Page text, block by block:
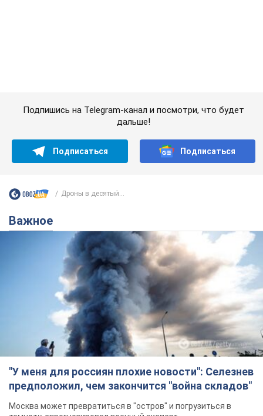
"У меня для россиян плохие новости": Селезнев
предположил, чем закончится "война складов"
Москва может превратиться в "остров" и погрузиться в
темноту, спрогнозировал военный эксперт
5.08.2026 16:00 58,9 т.
Банки "готовятся" к новому курсу
доллара: украинцам рассказали,
чего ожидать
9 часов назад